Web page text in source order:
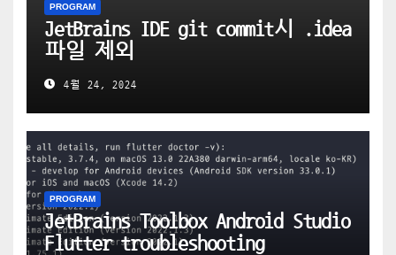
PROGRAM
JetBrains IDE git commit시 .idea
파일 제외
4월 24, 2024
PROGRAM
JetBrains Toolbox Android Studio
Flutter troubleshooting